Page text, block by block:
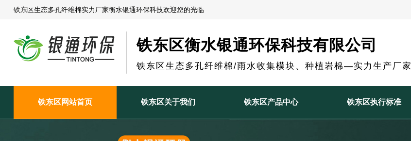
铁东区生态多孔纤维棉实力厂家衡水银通环保科技欢迎您的光临
铁东区衡水银通环保科技有限公司
铁东区生态多孔纤维棉/雨水收集模块、种植岩棉—实力生产厂家
铁东区网站首页 铁东区关于我们 铁东区产品中心 铁东区执行标准